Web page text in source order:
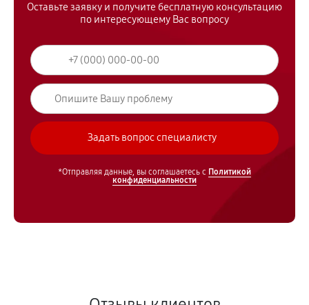
Оставьте заявку и получите бесплатную консультацию
по интересующему Вас вопросу
*Отправляя данные, вы соглашаетесь с Политикой
конфиденциальности